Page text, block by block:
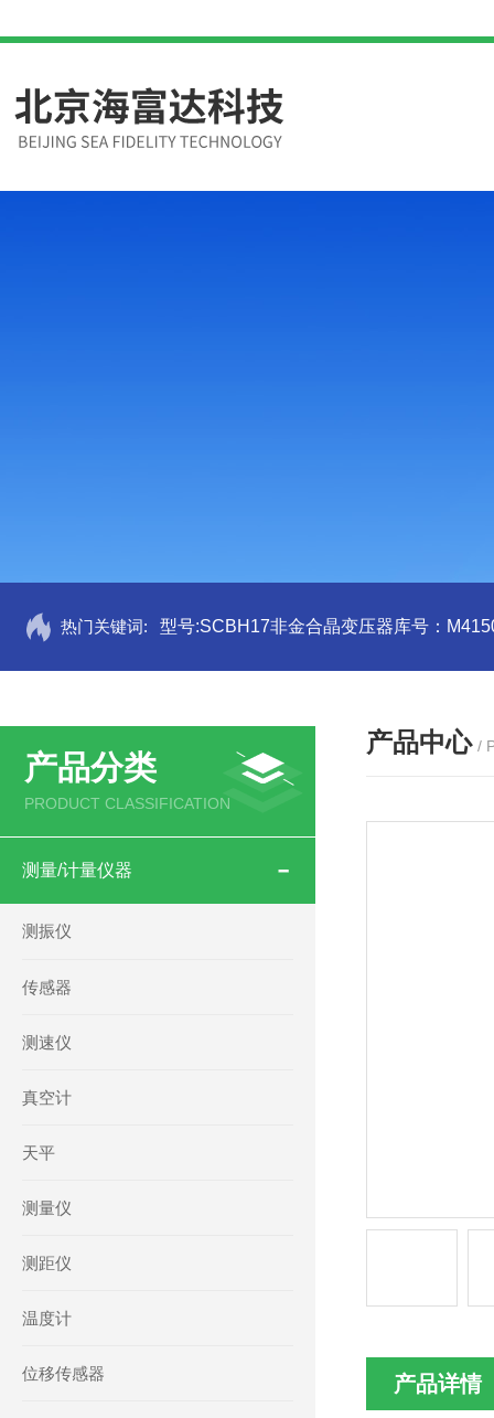
热门关键词: 型号:SCBH17非金合晶变压器库号：
产品分类
PRODUCT CLASSIFICATION
测量/计量仪器
测振仪
传感器
测速仪
真空计
天平
测量仪
测距仪
温度计
位移传感器
产品中心 /
产品详情